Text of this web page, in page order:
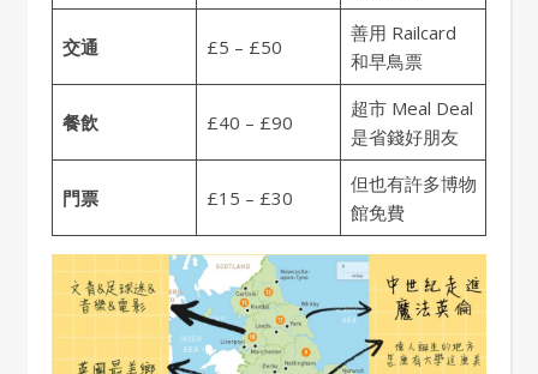
交通 £5 – £50
善用 Railcard
和早鳥票
餐飲 £40 – £90
超市 Meal Deal
是省錢好朋友
門票 £15 – £30
但也有許多博物
館免費